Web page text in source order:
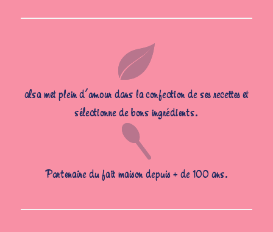
alsa met plein d’amour dans la confection de ses recettes et
sélectionne de bons ingrédients.
Partenaire du fait maison depuis + de 100 ans.